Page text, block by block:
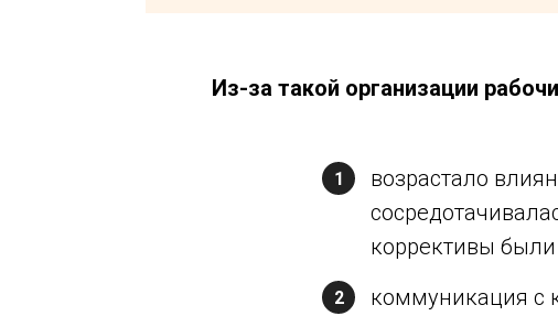
Из-за такой организации
1
возрастало
коррективы
2
коммуникация с